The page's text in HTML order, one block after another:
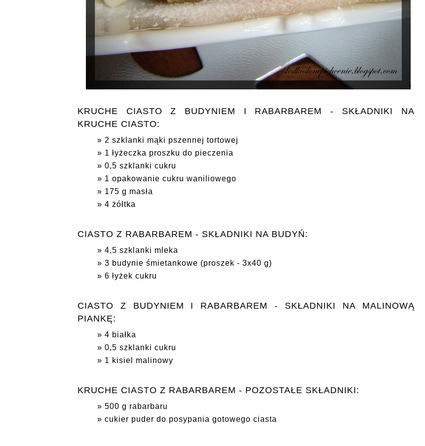
KRUCHE CIASTO Z BUDYNIEM I RABARBAREM - SKŁADNIKI NA
KRUCHE CIASTO:
2 szklanki mąki pszennej tortowej
1 łyżeczka proszku do pieczenia
0,5 szklanki cukru
1 opakowanie cukru waniliowego
175 g masła
4 żółtka
CIASTO Z RABARBAREM - SKŁADNIKI NA BUDYŃ:
4,5 szklanki mleka
3 budynie śmietankowe (proszek - 3x40 g)
6 łyżek cukru
CIASTO Z BUDYNIEM I RABARBAREM - SKŁADNIKI NA MALINOWĄ
PIANKĘ:
4 białka
0,5 szklanki cukru
1 kisiel malinowy
KRUCHE CIASTO Z RABARBAREM - POZOSTAŁE SKŁADNIKI:
500 g rabarbaru
cukier puder do posypania gotowego ciasta